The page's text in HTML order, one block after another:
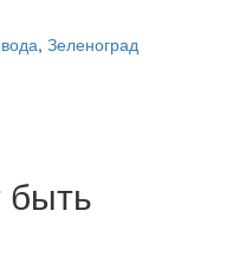
, Зеленоград